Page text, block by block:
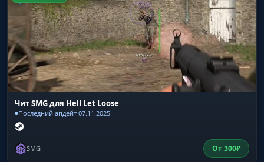
Чит SMG для Hell Let Loose
Последний апдейт 07.11.2025
SMG От300₽